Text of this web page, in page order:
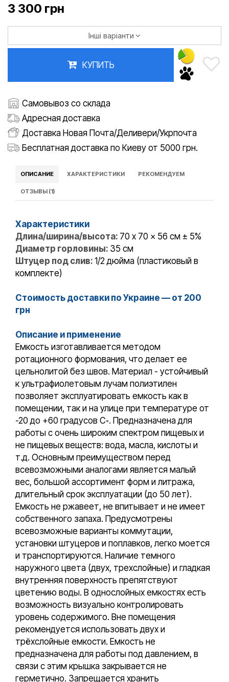
3 300 грн
Інші варіанти
КУПИТЬ
Самовывоз со склада
Адресная доставка
Доставка Новая Почта/Деливери/Укрпочта
Бесплатная доставка по Киеву от 5000 грн.
ОПИСАНИЕ ХАРАКТЕРИСТИКИ РЕКОМЕНДУЕМ
ОТЗЫВЫ (1)
Характеристики
Длина/ширина/высота: 70 x 70 x 56 см ± 5%
Диаметр горловины: 35 см
Штуцер под слив: 1/2 дюйма (пластиковый в
комплекте)
Стоимость доставки по Украине — от 200
грн
Описание и применение
Емкость изготавливается методом
ротационного формования, что делает ее
цельнолитой без швов. Материал - устойчивый
к ультрафиолетовым лучам полиэтилен
позволяет эксплуатировать емкость как в
помещении, так и на улице при температуре от
-20 до +60 градусов С◦. Предназначена для
работы с очень широким спектром пищевых и
не пищевых веществ: вода, масла, кислоты и
т.д. Основным преимуществом перед
всевозможными аналогами является малый
вес, большой ассортимент форм и литража,
длительный срок эксплуатации (до 50 лет).
Емкость не ржавеет, не впитывает и не имеет
собственного запаха. Предусмотрены
всевозможные варианты коммутации,
установки штуцеров и поплавков, легко моется
и транспортируются. Наличие темного
наружного цвета (двух, трехслойные) и гладкая
внутренняя поверхность препятствуют
цветению воды. В однослойных емкостях есть
возможность визуально контролировать
уровень содержимого. Вне помещения
рекомендуется использовать двух и
трёхслойные емкости. Емкость не
предназначена для работы под давлением, в
связи с этим крышка закрывается не
герметично. Запрещается хранить